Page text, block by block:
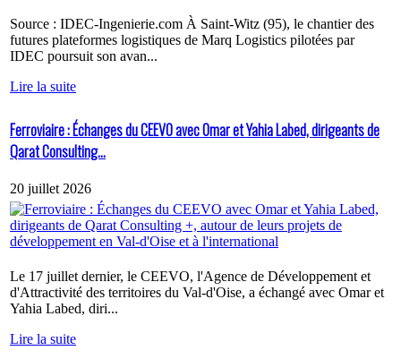
Source : IDEC-Ingenierie.com À Saint-Witz (95), le chantier des
futures plateformes logistiques de Marq Logistics pilotées par
IDEC poursuit son avan...
Lire la suite
Ferroviaire : Échanges du CEEVO avec Omar et Yahia Labed, dirigeants de
Qarat Consulting...
20 juillet 2026
Le 17 juillet dernier, le CEEVO, l'Agence de Développement et
d'Attractivité des territoires du Val-d'Oise, a échangé avec Omar et
Yahia Labed, diri...
Lire la suite